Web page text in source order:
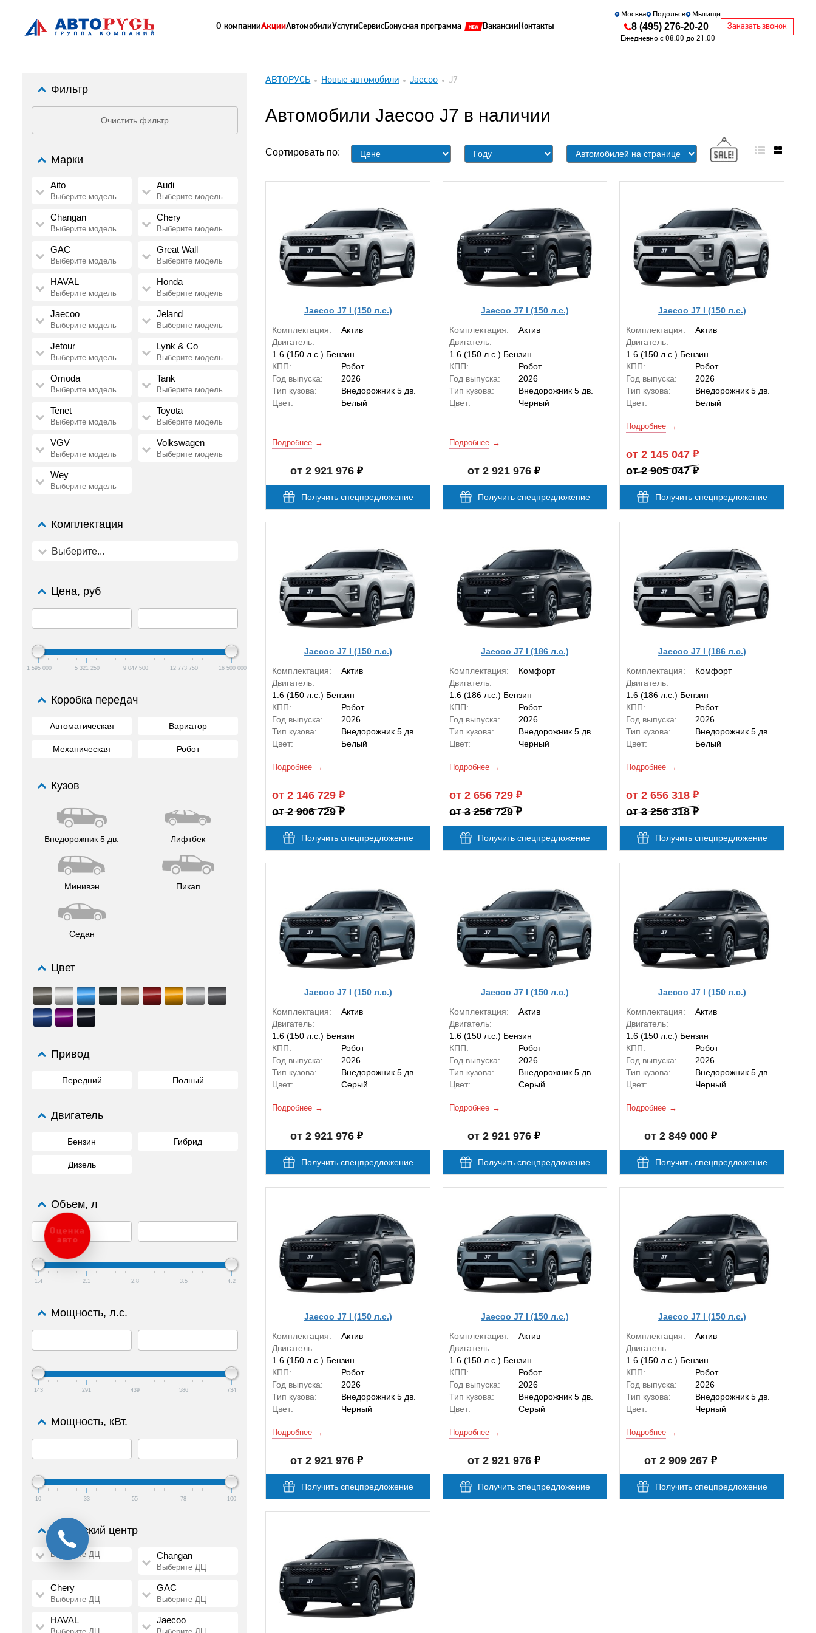
О компанииАкцииАвтомобилиУслугиСервисБонусная программа ВакансииКонтакты
Москва Подольск Мытищи
8 (495) 276-20-20
Ежедневно с 08:00 до 21:00
Заказать звонок
Фильтр
Очистить фильтр
Дилерский центр
Выберите ДЦ Changan
Выберите ДЦ
Chery
Выберите ДЦ
GAC
Выберите ДЦ
HAVAL Jaecoo
Марки
Aito
Выберите модель
Audi
Выберите модель
Changan
Выберите модель
Chery
Выберите модель
GAC
Выберите модель
Great Wall
Выберите модель
HAVAL
Выберите модель
Honda
Выберите модель
Jaecoo
Выберите модель
Jeland
Выберите модель
Jetour
Выберите модель
Lynk & Co
Выберите модель
Omoda
Выберите модель
Tank
Выберите модель
Tenet
Выберите модель
Toyota
Выберите модель
VGV
Выберите модель
Volkswagen
Выберите модель
Wey
Выберите модель
Комплектация
Выберите...
Цена, руб
1 595 000 5 321 250 9 047 500 12 773 750 16 500 000
Коробка передач
Автоматическая Вариатор
Механическая Робот
Кузов
Внедорожник 5 дв. Лифтбек
Минивэн Пикап
Седан
Цвет
Привод
Передний Полный
Двигатель
Бензин Гибрид
Дизель
Объем, л
1.4 2.1 2.8 3.5 4.2
Мощность, л.с.
143 291 439 586 734
Мощность, кВт.
10 33 55 78 100
АВТОРУСЬ Новые автомобили Jaecoo J7
Автомобили Jaecoo J7 в наличии
Сортировать по:
Jaecoo J7 I (150 л.с.)
Комплектация:
Актив
Двигатель:
1.6 (150 л.с.) Бензин
КПП:
Робот
Год выпуска:
2026
Тип кузова:
Внедорожник 5 дв.
Цвет:
Белый
Подробнее
от 2 921 976
Получить спецпредложение
Jaecoo J7 I (150 л.с.)
Комплектация:
Актив
Двигатель:
1.6 (150 л.с.) Бензин
КПП:
Робот
Год выпуска:
2026
Тип кузова:
Внедорожник 5 дв.
Цвет:
Черный
Подробнее
от 2 921 976
Получить спецпредложение
Jaecoo J7 I (150 л.с.)
Комплектация:
Актив
Двигатель:
1.6 (150 л.с.) Бензин
КПП:
Робот
Год выпуска:
2026
Тип кузова:
Внедорожник 5 дв.
Цвет:
Белый
Подробнее
от 2 145 047
от 2 905 047
Получить спецпредложение
Jaecoo J7 I (150 л.с.)
Комплектация:
Актив
Двигатель:
1.6 (150 л.с.) Бензин
КПП:
Робот
Год выпуска:
2026
Тип кузова:
Внедорожник 5 дв.
Цвет:
Белый
Подробнее
от 2 146 729
от 2 906 729
Получить спецпредложение
Jaecoo J7 I (186 л.с.)
Комплектация:
Комфорт
Двигатель:
1.6 (186 л.с.) Бензин
КПП:
Робот
Год выпуска:
2026
Тип кузова:
Внедорожник 5 дв.
Цвет:
Черный
Подробнее
от 2 656 729
от 3 256 729
Получить спецпредложение
Jaecoo J7 I (186 л.с.)
Комплектация:
Комфорт
Двигатель:
1.6 (186 л.с.) Бензин
КПП:
Робот
Год выпуска:
2026
Тип кузова:
Внедорожник 5 дв.
Цвет:
Белый
Подробнее
от 2 656 318
от 3 256 318
Получить спецпредложение
Jaecoo J7 I (150 л.с.)
Комплектация:
Актив
Двигатель:
1.6 (150 л.с.) Бензин
КПП:
Робот
Год выпуска:
2026
Тип кузова:
Внедорожник 5 дв.
Цвет:
Серый
Подробнее
от 2 921 976
Получить спецпредложение
Jaecoo J7 I (150 л.с.)
Комплектация:
Актив
Двигатель:
1.6 (150 л.с.) Бензин
КПП:
Робот
Год выпуска:
2026
Тип кузова:
Внедорожник 5 дв.
Цвет:
Серый
Подробнее
от 2 921 976
Получить спецпредложение
Jaecoo J7 I (150 л.с.)
Комплектация:
Актив
Двигатель:
1.6 (150 л.с.) Бензин
КПП:
Робот
Год выпуска:
2026
Тип кузова:
Внедорожник 5 дв.
Цвет:
Черный
Подробнее
от 2 849 000
Получить спецпредложение
Jaecoo J7 I (150 л.с.)
Комплектация:
Актив
Двигатель:
1.6 (150 л.с.) Бензин
КПП:
Робот
Год выпуска:
2026
Тип кузова:
Внедорожник 5 дв.
Цвет:
Черный
Подробнее
от 2 921 976
Получить спецпредложение
Jaecoo J7 I (150 л.с.)
Комплектация:
Актив
Двигатель:
1.6 (150 л.с.) Бензин
КПП:
Робот
Год выпуска:
2026
Тип кузова:
Внедорожник 5 дв.
Цвет:
Серый
Подробнее
от 2 921 976
Получить спецпредложение
Jaecoo J7 I (150 л.с.)
Комплектация:
Актив
Двигатель:
1.6 (150 л.с.) Бензин
КПП:
Робот
Год выпуска:
2026
Тип кузова:
Внедорожник 5 дв.
Цвет:
Черный
Подробнее
от 2 909 267
Получить спецпредложение
Оценка
авто